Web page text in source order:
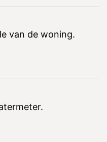
van de woning.